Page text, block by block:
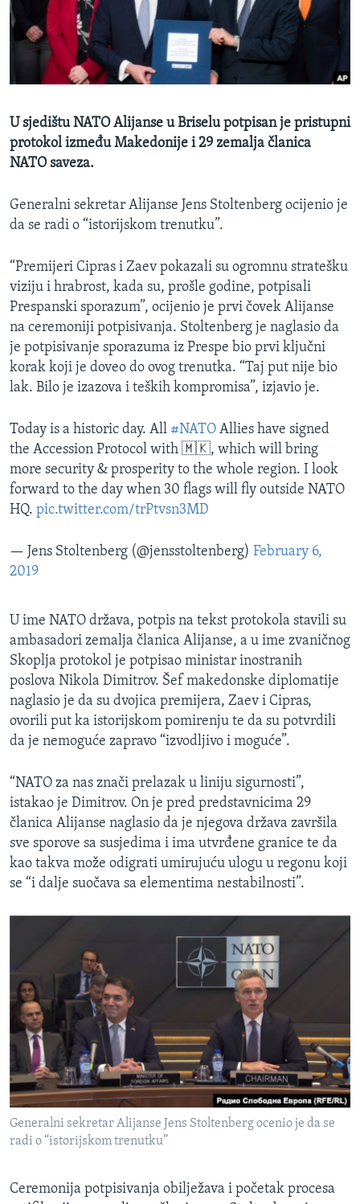
MAGAZIN
O GLASU AMERIKE
Learning English
PRATITE NAS
Jezici
U sjedištu NATO Alijanse u Briselu potpisan je pristupni
protokol između Makedonije i 29 zemalja članica
NATO saveza.
Generalni sekretar Alijanse Jens Stoltenberg ocijenio je
da se radi o “istorijskom trenutku”.
“Premijeri Cipras i Zaev pokazali su ogromnu stratešku
viziju i hrabrost, kada su, prošle godine, potpisali
Prespanski sporazum”, ocijenio je prvi čovek Alijanse
na ceremoniji potpisivanja. Stoltenberg je naglasio da
je potpisivanje sporazuma iz Prespe bio prvi ključni
korak koji je doveo do ovog trenutka. “Taj put nije bio
lak. Bilo je izazova i teških kompromisa”, izjavio je.
Today is a historic day. All #NATO Allies have signed
the Accession Protocol with 🇲🇰, which will bring
more security & prosperity to the whole region. I look
forward to the day when 30 flags will fly outside NATO
HQ. pic.twitter.com/trPtvsn3MD
— Jens Stoltenberg (@jensstoltenberg) February 6,
2019
U ime NATO država, potpis na tekst protokola stavili su
ambasadori zemalja članica Alijanse, a u ime zvaničnog
Skoplja protokol je potpisao ministar inostranih
poslova Nikola Dimitrov. Šef makedonske diplomatije
naglasio je da su dvojica premijera, Zaev i Cipras,
ovorili put ka istorijskom pomirenju te da su potvrdili
da je nemoguće zapravo “izvodljivo i moguće”.
“NATO za nas znači prelazak u liniju sigurnosti”,
istakao je Dimitrov. On je pred predstavnicima 29
članica Alijanse naglasio da je njegova država završila
sve sporove sa susjedima i ima utvrđene granice te da
kao takva može odigrati umirujuću ulogu u regonu koji
se “i dalje suočava sa elementima nestabilnosti”.
Generalni sekretar Alijanse Jens Stoltenberg ocenio je da se
radi o “istorijskom trenutku”
Ceremonija potpisivanja obilježava i početak procesa